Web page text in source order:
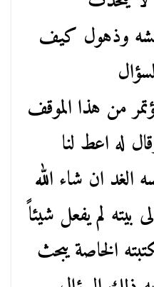
دهشه وذهول كيف
من هذا الموقف
له اعط لنا
ان شاء الله
بيته لم يفعل شيئاً
الخاصة يبحث